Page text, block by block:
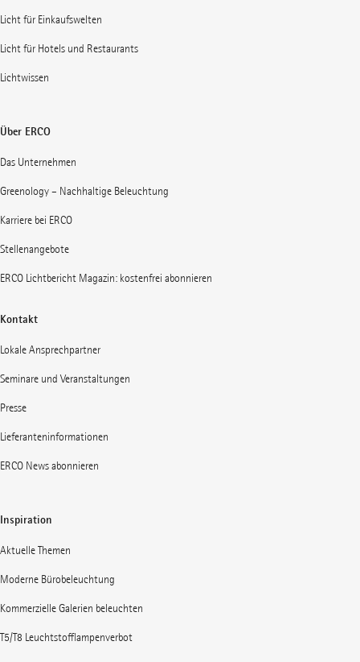
Licht für Einkaufswelten
Licht für Hotels und Restaurants
Lichtwissen
Über ERCO
Das Unternehmen
Greenology – Nachhaltige Beleuchtung
Karriere bei ERCO
Stellenangebote
ERCO Lichtbericht Magazin: kostenfrei abonnieren
Kontakt
Lokale Ansprechpartner
Seminare und Veranstaltungen
Presse
Lieferanteninformationen
ERCO News abonnieren
Inspiration
Aktuelle Themen
Moderne Bürobeleuchtung
Kommerzielle Galerien beleuchten
T5/T8 Leuchtstofflampenverbot